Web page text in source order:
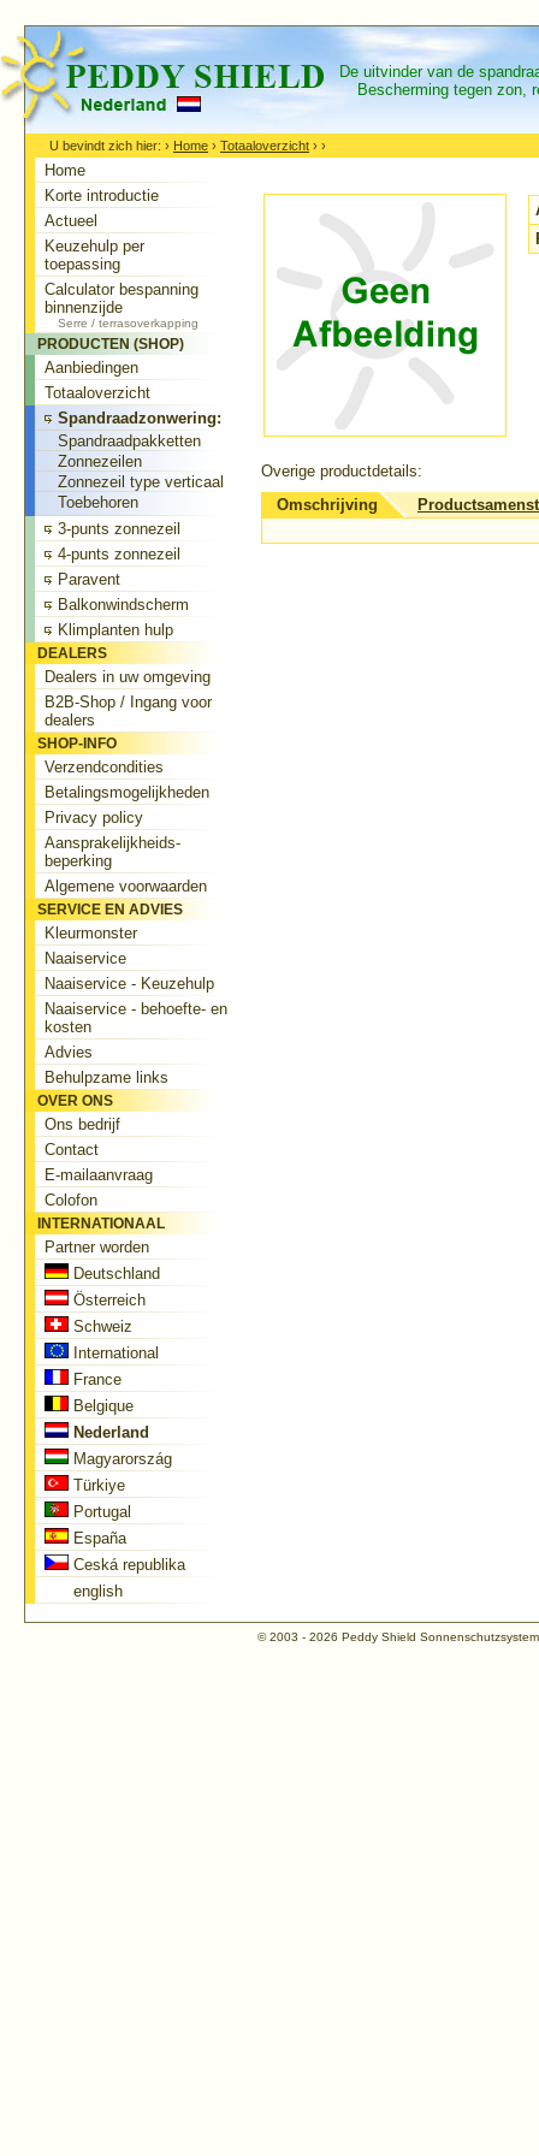
De uitvinder van de
Bescherming tegen zon,
U bevindt zich hier: › Home › Totaaloverzicht › ›
Overige productdetails:
Omschrijving
Home
Korte introductie
Actueel
Keuzehulp per
toepassing
Calculator bespanning
binnenzijde
Serre / terrasoverkapping
PRODUCTEN (SHOP)
Aanbiedingen
Totaaloverzicht
Spandraadzonwering:
Spandraadpakketten
Zonnezeilen
Zonnezeil type verticaal
Toebehoren
3-punts zonnezeil
4-punts zonnezeil
Paravent
Balkonwindscherm
Klimplanten hulp
DEALERS
Dealers in uw omgeving
B2B-Shop / Ingang voor
dealers
SHOP-INFO
Verzendcondities
Betalingsmogelijkheden
Privacy policy
Aansprakelijkheids-
beperking
Algemene voorwaarden
SERVICE EN ADVIES
Kleurmonster
Naaiservice
Naaiservice - Keuzehulp
Naaiservice - behoefte- en
kosten
Advies
Behulpzame links
OVER ONS
Ons bedrijf
Contact
E-mailaanvraag
Colofon
INTERNATIONAAL
Partner worden
Deutschland
Österreich
Schweiz
International
France
Belgique
Nederland
Magyarország
Türkiye
Portugal
España
Ceská republika
english
© 2003 - 2026 Peddy Shield